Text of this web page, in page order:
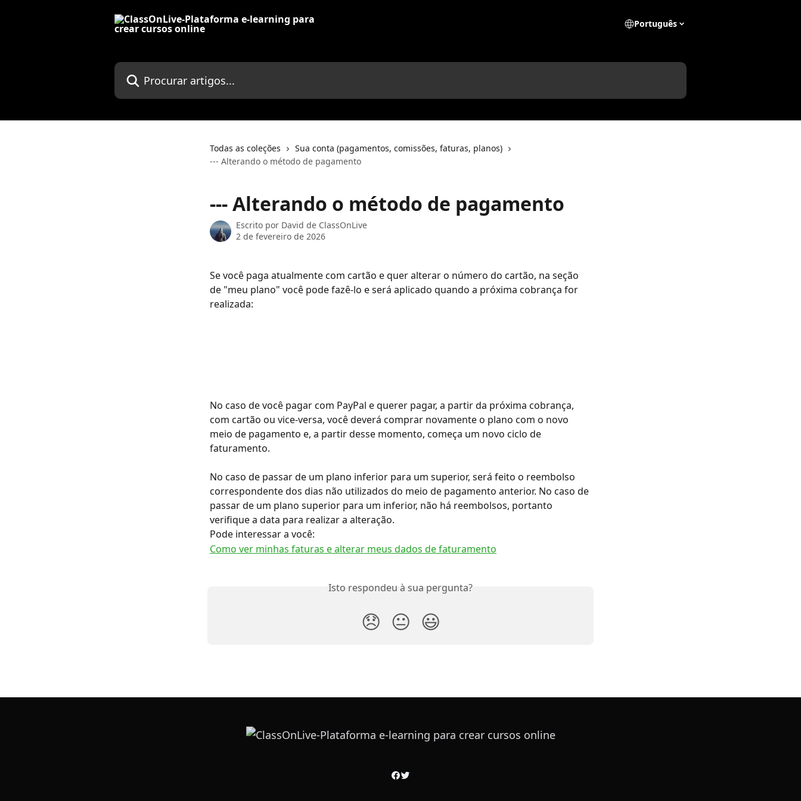
Português
Procurar artigos...
Todas as coleções
Sua conta (pagamentos, comissões, faturas, planos)
--- Alterando o método de pagamento
--- Alterando o método de pagamento
Escrito por David de ClassOnLive
2 de fevereiro de 2026
Se você paga atualmente com cartão e quer alterar o número do cartão, na seção
de "meu plano" você pode fazê-lo e será aplicado quando a próxima cobrança for
realizada:
No caso de você pagar com PayPal e querer pagar, a partir da próxima cobrança,
com cartão ou vice-versa, você deverá comprar novamente o plano com o novo
meio de pagamento e, a partir desse momento, começa um novo ciclo de
faturamento.
No caso de passar de um plano inferior para um superior, será feito o reembolso
correspondente dos dias não utilizados do meio de pagamento anterior. No caso de
passar de um plano superior para um inferior, não há reembolsos, portanto
verifique a data para realizar a alteração.
Pode interessar a você:
Como ver minhas faturas e alterar meus dados de faturamento
Isto respondeu à sua pergunta?
😞 😐 😃